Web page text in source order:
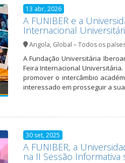
13 abr, 2026
A FUNIBER e a
Internacional
Angola, Global – Todos os
A Fundação Universitária
Feira Internacional
promover o intercâmbio
interessado em prosseguir a
30 set, 2025
A FUNIBER, a
na II Sessão